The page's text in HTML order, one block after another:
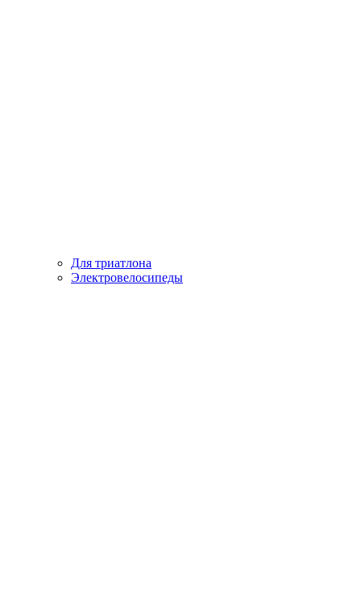
Для триатлона
Электровелосипеды